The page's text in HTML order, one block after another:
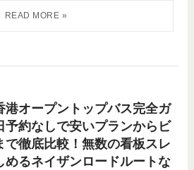
港オープントップバス完全ガ
予約なしで安いプランからビ
で徹底比較！無数の看板スレ
めるネイザンロードルートな